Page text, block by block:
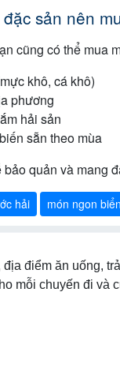
sản nên
cũng có thể mua
khô, cá khô)
phương
hải sản
sẵn theo mùa
quản và mang
hải món ngon biển
điểm ăn uống,
mỗi chuyến đi và